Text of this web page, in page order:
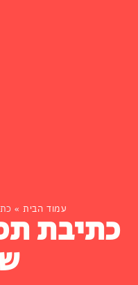
עמוד הבית » כתיבת